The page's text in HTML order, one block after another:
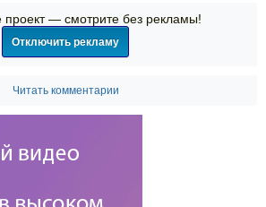
проект — смотрите без рекламы!
Отключить рекламу
Читать комментарии